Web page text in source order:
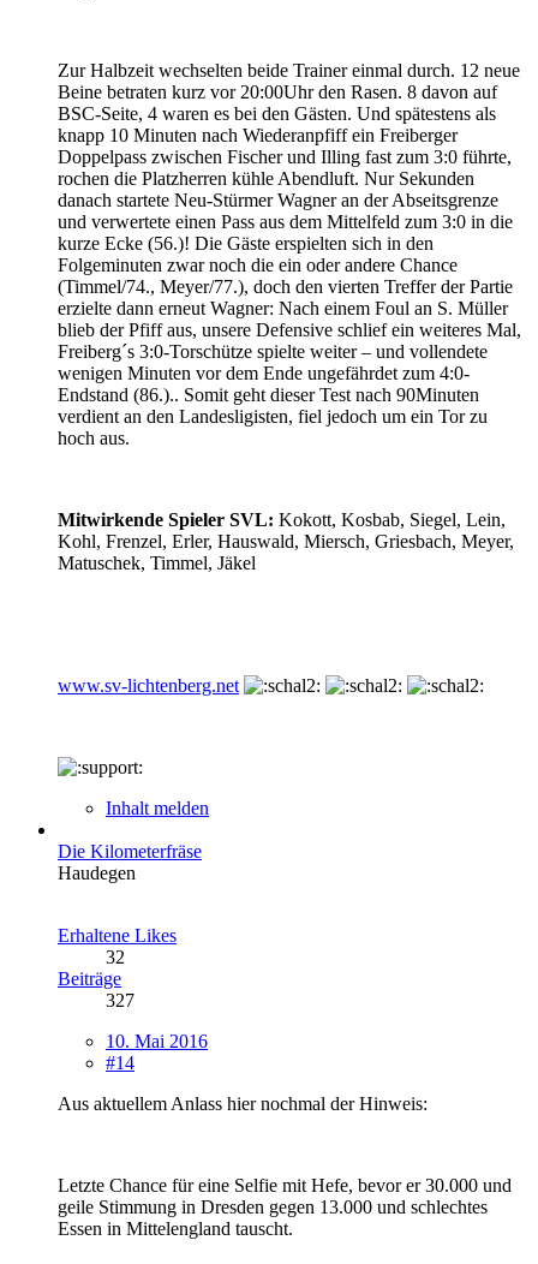
Zur Halbzeit wechselten beide Trainer einmal durch. 12 neue
Beine betraten kurz vor 20:00Uhr den Rasen. 8 davon auf
BSC-Seite, 4 waren es bei den Gästen. Und spätestens als
knapp 10 Minuten nach Wiederanpfiff ein Freiberger
Doppelpass zwischen Fischer und Illing fast zum 3:0 führte,
rochen die Platzherren kühle Abendluft. Nur Sekunden
danach startete Neu-Stürmer Wagner an der Abseitsgrenze
und verwertete einen Pass aus dem Mittelfeld zum 3:0 in die
kurze Ecke (56.)! Die Gäste erspielten sich in den
Folgeminuten zwar noch die ein oder andere Chance
(Timmel/74., Meyer/77.), doch den vierten Treffer der Partie
erzielte dann erneut Wagner: Nach einem Foul an S. Müller
blieb der Pfiff aus, unsere Defensive schlief ein weiteres Mal,
Freiberg´s 3:0-Torschütze spielte weiter – und vollendete
wenigen Minuten vor dem Ende ungefährdet zum 4:0-
Endstand (86.).. Somit geht dieser Test nach 90Minuten
verdient an den Landesligisten, fiel jedoch um ein Tor zu
hoch aus.
Mitwirkende Spieler SVL: Kokott, Kosbab, Siegel, Lein,
Kohl, Frenzel, Erler, Hauswald, Miersch, Griesbach, Meyer,
Matuschek, Timmel, Jäkel
www.sv-lichtenberg.net
Inhalt melden
Die Kilometerfräse
Haudegen
Erhaltene Likes
32
Beiträge
327
10. Mai 2016
#14
Aus aktuellem Anlass hier nochmal der Hinweis:
Letzte Chance für eine Selfie mit Hefe, bevor er 30.000 und
geile Stimmung in Dresden gegen 13.000 und schlechtes
Essen in Mittelengland tauscht.